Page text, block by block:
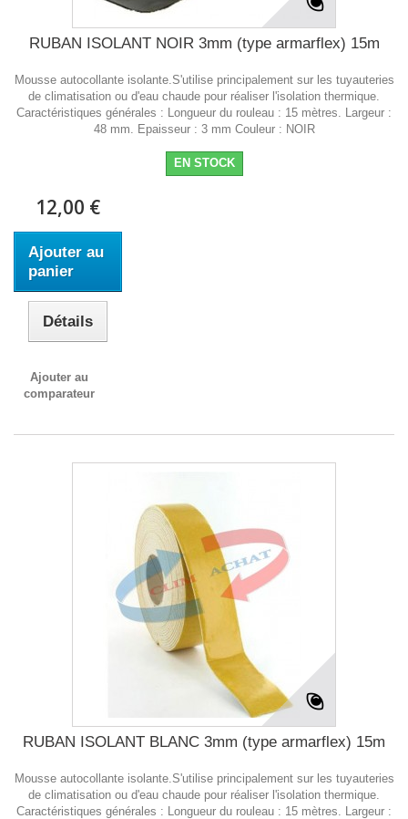
RUBAN ISOLANT NOIR 3mm (type armarflex) 15m
Mousse autocollante isolante.S'utilise principalement sur les tuyauteries
de climatisation ou d'eau chaude pour réaliser l'isolation thermique.
Caractéristiques générales : Longueur du rouleau : 15 mètres. Largeur :
48 mm. Epaisseur : 3 mm Couleur : NOIR
EN STOCK
12,00 €
Ajouter au
panier
Détails
Ajouter au
comparateur
RUBAN ISOLANT BLANC 3mm (type armarflex) 15m
Mousse autocollante isolante.S'utilise principalement sur les tuyauteries
de climatisation ou d'eau chaude pour réaliser l'isolation thermique.
Caractéristiques générales : Longueur du rouleau : 15 mètres. Largeur :